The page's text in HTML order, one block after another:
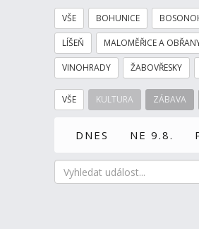
VŠE BOHUNICE
LÍŠEŇ MALOMĚŘICE A
VINOHRADY ŽABOVŘESKY
VŠE KULTURA ZÁBAVA
DNES NE 9.8.